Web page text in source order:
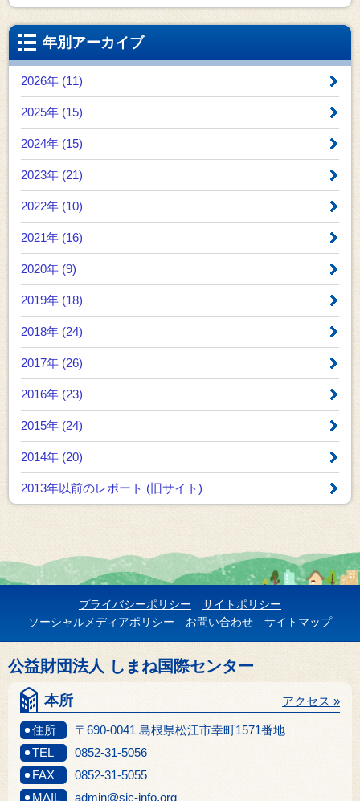
年別アーカイブ
2026年 (11)
2025年 (15)
2024年 (15)
2023年 (21)
2022年 (10)
2021年 (16)
2020年 (9)
2019年 (18)
2018年 (24)
2017年 (26)
2016年 (23)
2015年 (24)
2014年 (20)
2013年以前のレポート (旧サイト)
プライバシーポリシー
サイトポリシー
ソーシャルメディアポリシー
お問い合わせ サイトマップ
公益財団法人 しまね国際センター
本所
住所 〒690-0041 島根県松江市幸町1571番地
アクセス »
TEL
0852-31-5056
FAX
0852-31-5055
MAIL
admin@sic-info.org